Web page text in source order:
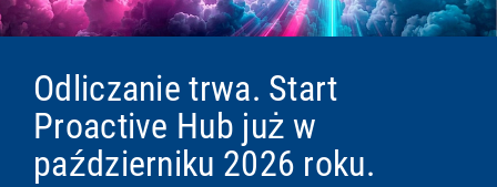
Odliczanie trwa. Start
Proactive Hub już w
październiku 2026 roku.